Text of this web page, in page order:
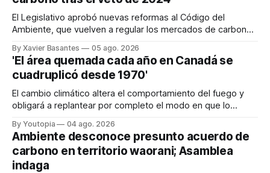
El Legislativo aprobó nuevas reformas al Código del
Ambiente, que vuelven a regular los mercados de carbono,
By Xavier Basantes 05 ago. 2026
'El área quemada cada año en Canadá se
cuadruplicó desde 1970'
El cambio climático altera el comportamiento del fuego y
obligará a replantear por completo el modo en que lo
By Youtopia 04 ago. 2026
Ambiente desconoce presunto acuerdo de
carbono en territorio waorani; Asamblea
indaga